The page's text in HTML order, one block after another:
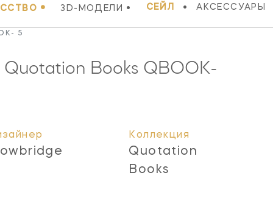
• 3D-МОДЕЛИ • СЕЙЛ • АКСЕССУАРЫ
5
Books QBOOK-
Коллекция
Quotation
Books